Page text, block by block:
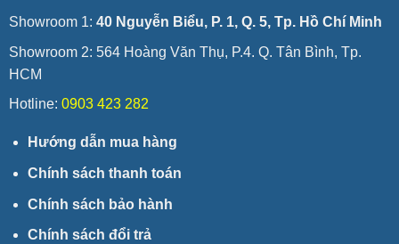
Showroom 1: 40 Nguyễn Biểu, P. 1, Q. 5, Tp. Hồ Chí Minh
Showroom 2: 564 Hoàng Văn Thụ, P.4. Q. Tân Bình, Tp.
HCM
Hotline: 0903 423 282
Hướng dẫn mua hàng
Chính sách thanh toán
Chính sách bảo hành
Chính sách đổi trả